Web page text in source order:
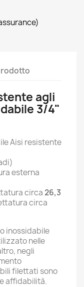
agli
3/4"
Aisi resistente
esterna
circa 26,3
circa
inossidabile
nelle
negli
filettati sono
affidabilità.